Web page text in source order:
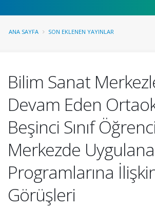
ANA SAYFA SON EKLENEN YAYINLAR
Bilim Sanat
Devam Eden
Beşinci Sınıf
Merkezde
Programlarına
Görüşleri